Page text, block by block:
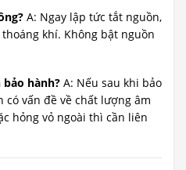
A: Ngay lập tức tắt nguồn,
khí. Không bật nguồn
hành? A: Nếu sau khi bảo
vấn đề về chất lượng âm
hỏng vỏ ngoài thì cần liên